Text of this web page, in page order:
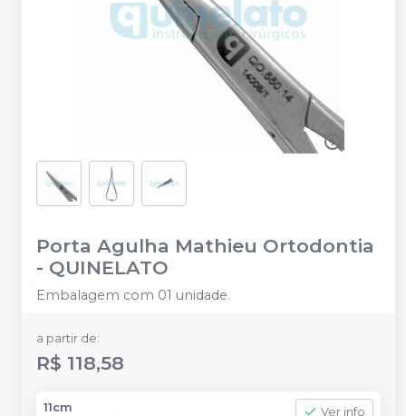
Porta Agulha Mathieu Ortodontia
- QUINELATO
Embalagem com 01 unidade.
a partir de:
R$ 118,58
11cm
Ver info